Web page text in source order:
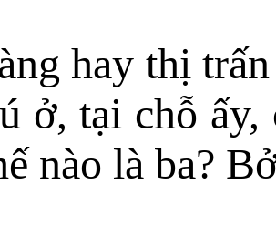
hay thị
ở, tại chỗ
nào là ba?